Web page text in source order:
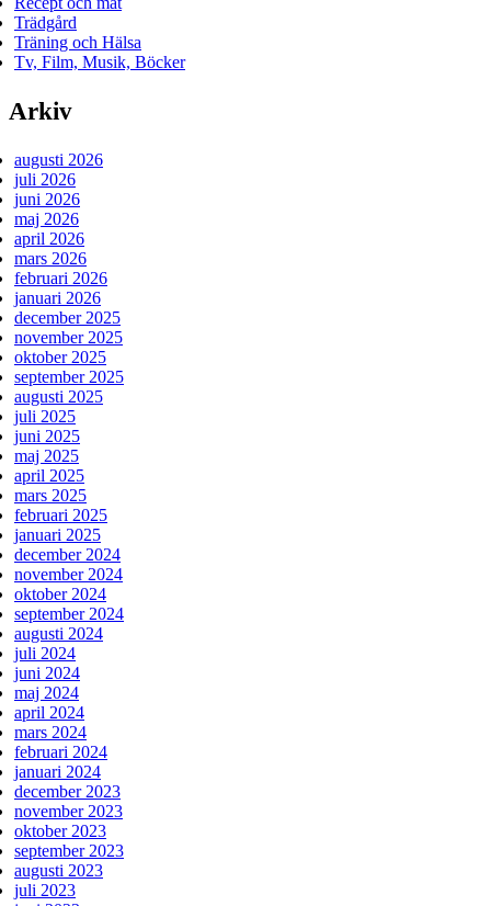
Trädgård
Träning och Hälsa
Tv, Film, Musik, Böcker
Arkiv
augusti 2026
juli 2026
juni 2026
maj 2026
april 2026
mars 2026
februari 2026
januari 2026
december 2025
november 2025
oktober 2025
september 2025
augusti 2025
juli 2025
juni 2025
maj 2025
april 2025
mars 2025
februari 2025
januari 2025
december 2024
november 2024
oktober 2024
september 2024
augusti 2024
juli 2024
juni 2024
maj 2024
april 2024
mars 2024
februari 2024
januari 2024
december 2023
november 2023
oktober 2023
september 2023
augusti 2023
juli 2023